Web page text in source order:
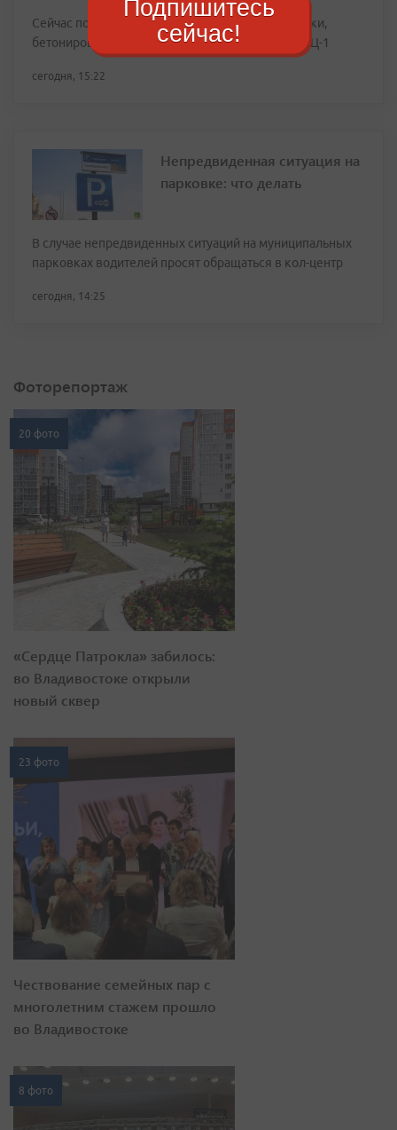
Сейчас подрядчики завершают укладку брусчатки,
бетонирование на участке по направлению к ТЭЦ-1
сегодня, 15:22
Непредвиденная ситуация на
парковке: что делать
В случае непредвиденных ситуаций на муниципальных
парковках водителей просят обращаться в кол-центр
сегодня, 14:25
Фоторепортаж
20 фото
«Сердце Патрокла» забилось:
во Владивостоке открыли
новый сквер
23 фото
Чествование семейных пар с
многолетним стажем прошло
во Владивостоке
8 фото
Подпишитесь
сейчас!